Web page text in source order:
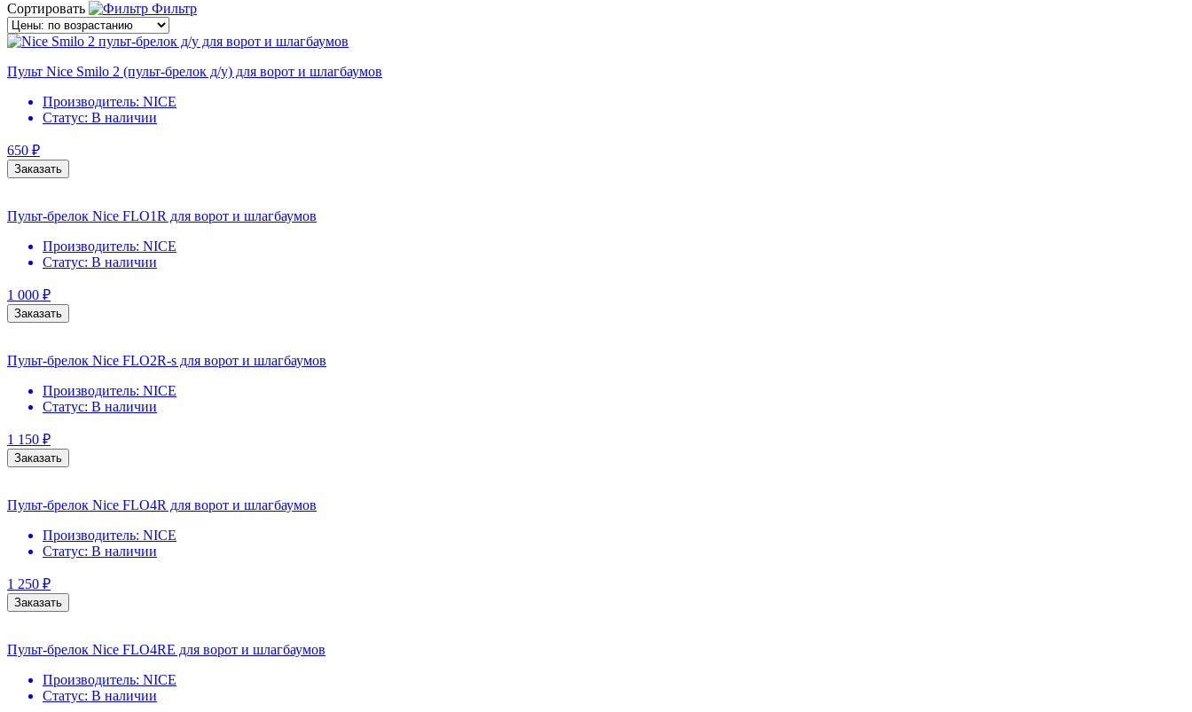
Сортировать
Фильтр
Пульт Nice Smilo 2 (пульт-брелок д/у) для ворот и шлагбаумов
Производитель: NICE
Статус: В наличии
650 ₽
Заказать
Пульт-брелок Nice FLO1R для ворот и шлагбаумов
Производитель: NICE
Статус: В наличии
1 000 ₽
Заказать
Пульт-брелок Nice FLO2R-s для ворот и шлагбаумов
Производитель: NICE
Статус: В наличии
1 150 ₽
Заказать
Пульт-брелок Nice FLO4R для ворот и шлагбаумов
Производитель: NICE
Статус: В наличии
1 250 ₽
Заказать
Пульт-брелок Nice FLO4RE для ворот и шлагбаумов
Производитель: NICE
Статус: В наличии